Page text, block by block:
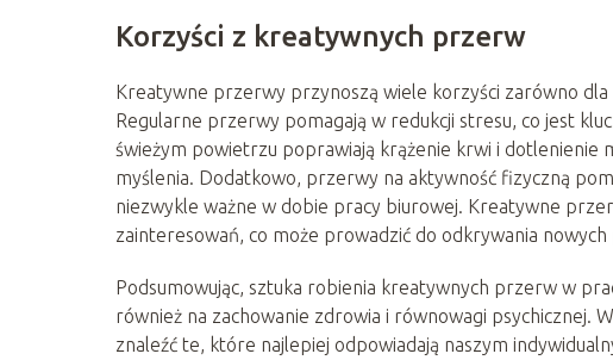
Korzyści z kreatywnych przerw
Kreatywne przerwy przynoszą wiele korzyści zarówno dla
Regularne przerwy pomagają w redukcji stresu, co jest
świeżym powietrzu poprawiają krążenie krwi i dotlenienie
myślenia. Dodatkowo, przerwy na aktywność fizyczną
niezwykle ważne w dobie pracy biurowej. Kreatywne
zainteresowań, co może prowadzić do odkrywania nowych
Podsumowując, sztuka robienia kreatywnych przerw w
również na zachowanie zdrowia i równowagi
znaleźć te, które najlepiej odpowiadają naszym